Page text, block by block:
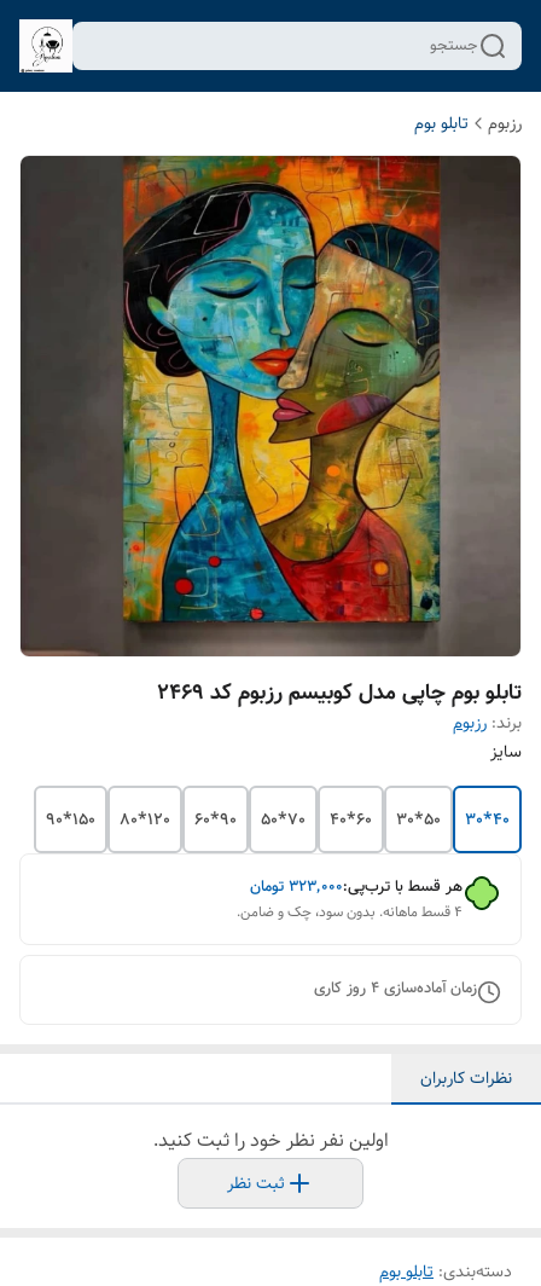
جستجو
رزبوم تابلو بوم
تابلو بوم چاپی مدل کوبیسم رزبوم کد ۲۴۶۹
برند: رزبوم
سایز
40*30
50*30
60*40
70*50
90*60
120*80
150*90
هر قسط با ترب‌پی:۳۲۳٬۰۰۰تومان
۴ قسط ماهانه. بدون سود، چک و ضامن.
زمان آماده‌سازی4روز کاری
نظرات کاربران
اولین نفر نظر خود را ثبت کنید.
ثبت نظر
دسته‌بندی: تابلو بوم